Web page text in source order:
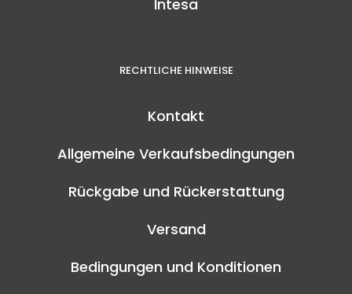
Intesa
RECHTLICHE HINWEISE
Kontakt
Allgemeine Verkaufsbedingungen
Rückgabe und Rückerstattung
Versand
Bedingungen und Konditionen